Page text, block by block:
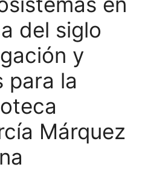
del siglo
y
para la
Márquez